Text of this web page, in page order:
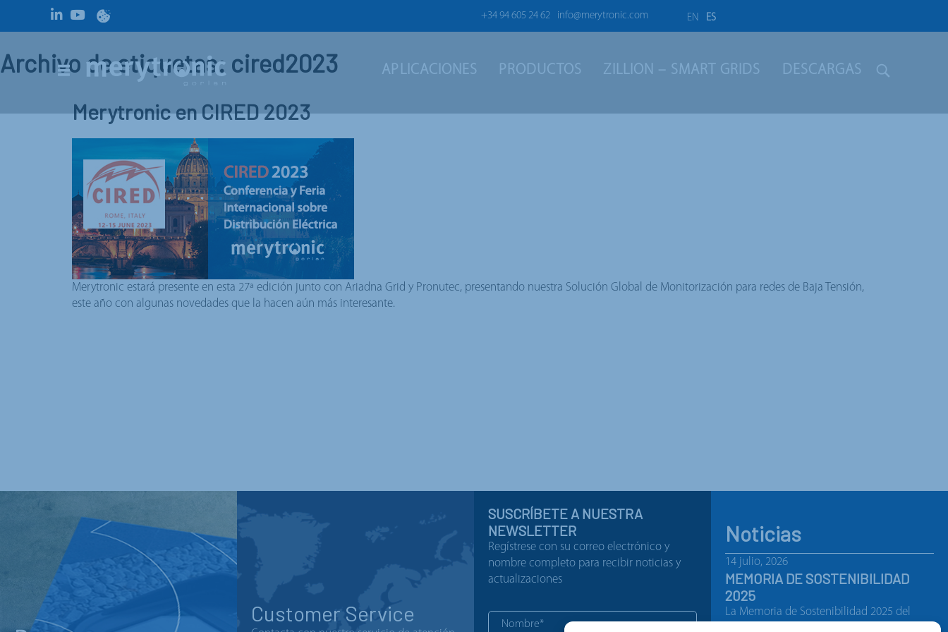
+34 94 605 24 62 info@merytronic.com EN ES
APLICACIONES PRODUCTOS ZILLION – SMART GRIDS DESCARGAS
Archivo de etiquetas: cired2023
Merytronic en CIRED 2023
Merytronic estará presente en esta 27ª edición junto con Ariadna Grid y Pronutec, presentando nuestra Solución Global de Monitorización para redes de Baja Tensión,
este año con algunas novedades que la hacen aún más interesante.
Customer Service
SUSCRÍBETE A NUESTRA
NEWSLETTER
Regístrese con su correo electrónico y
nombre completo para recibir noticias y
actualizaciones
Noticias
14 julio, 2026
MEMORIA DE SOSTENIBILIDAD
2025
La Memoria de Sostenibilidad 2025 del